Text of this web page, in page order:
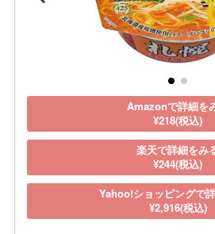
Amazonで詳細を
¥218(税込)
楽天で詳細をみ
¥244(税込)
Yahoo!ショッピングで
¥2,916(税込)